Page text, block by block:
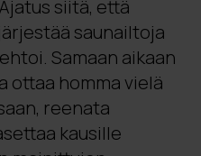
siitä, että
saunailtoja
Samaan aikaan
ottaa homma vielä
reenata
kausille